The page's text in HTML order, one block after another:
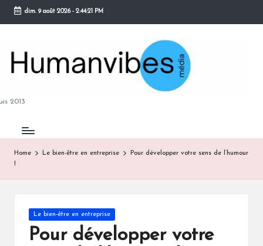
Skip
content
dim. 9 août 2026- 2:44:22 PM
2013
Home Le bien-être en entreprise
Pour développer votre sens de l’humour
!
Posted
in
Le bien-être en entreprise
Pour développer votre